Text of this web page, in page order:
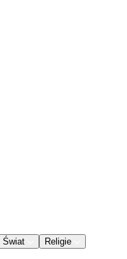
Świat
Religie